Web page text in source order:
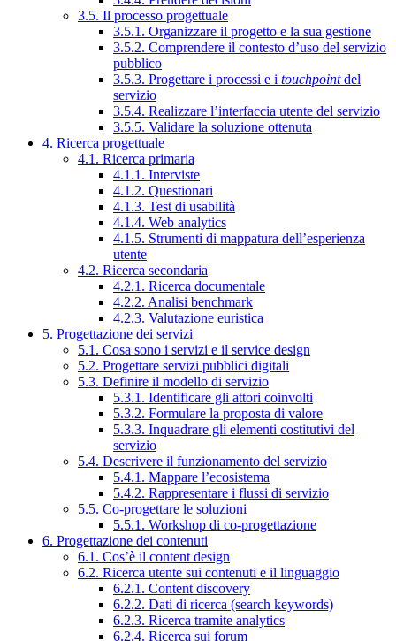
3.5. Il processo progettuale
3.5.1. Organizzare il progetto e la sua gestione
3.5.2. Comprendere il contesto d’uso del servizio
pubblico
3.5.3. Progettare i processi e i touchpointdel
servizio
3.5.4. Realizzare l’interfaccia utente del servizio
3.5.5. Validare la soluzione ottenuta
4. Ricerca progettuale
4.1. Ricerca primaria
4.1.1. Interviste
4.1.2. Questionari
4.1.3. Test di usabilità
4.1.4. Web analytics
4.1.5. Strumenti di mappatura dell’esperienza
utente
4.2. Ricerca secondaria
4.2.1. Ricerca documentale
4.2.2. Analisi benchmark
4.2.3. Valutazione euristica
5. Progettazione dei servizi
5.1. Cosa sono i servizi e il service design
5.2. Progettare servizi pubblici digitali
5.3. Definire il modello di servizio
5.3.1. Identificare gli attori coinvolti
5.3.2. Formulare la proposta di valore
5.3.3. Inquadrare gli elementi costitutivi del
servizio
5.4. Descrivere il funzionamento del servizio
5.4.1. Mappare l’ecosistema
5.4.2. Rappresentare i flussi di servizio
5.5. Co-progettare le soluzioni
5.5.1. Workshop di co-progettazione
6. Progettazione dei contenuti
6.1. Cos’è il content design
6.2. Ricerca utente sui contenuti e il linguaggio
6.2.1. Content discovery
6.2.2. Dati di ricerca (search keywords)
6.2.3. Ricerca tramite analytics
6.2.4. Ricerca sui forum